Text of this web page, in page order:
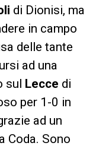
di Dionisi, ma
in campo
delle tante
ad una
sul
Lecce di
per 1-0 in
ad un
Coda. Sono